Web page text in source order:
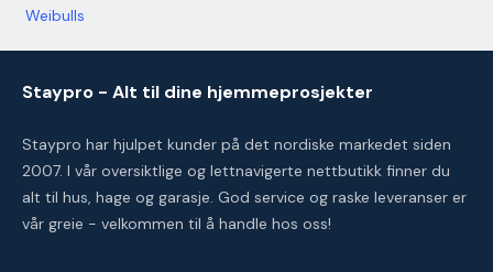
Weibulls
Staypro - Alt til dine hjemmeprosjekter
Staypro har hjulpet kunder på det nordiske markedet siden
2007. I vår oversiktlige og lettnavigerte nettbutikk finner du
alt til hus, hage og garasje. God service og raske leveranser er
vår greie - velkommen til å handle hos oss!